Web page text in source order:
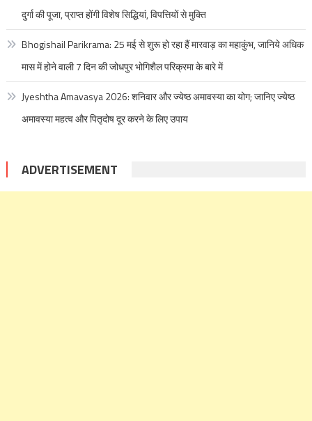
दुर्गा की पूजा, प्राप्त होंगी विशेष सिद्धियां, विपत्तियों से मुक्ति
Bhogishail Parikrama: 25 मई से शुरू हो रहा हैं मारवाड़ का महाकुंभ, जानिये अधिक
मास में होने वाली 7 दिन की जोधपुर भोगिशैल परिक्रमा के बारे में
Jyeshtha Amavasya 2026: शनिवार और ज्येष्ठ अमावस्या का योग; जानिए ज्येष्ठ
अमावस्या महत्व और पितृदोष दूर करने के लिए उपाय
ADVERTISEMENT